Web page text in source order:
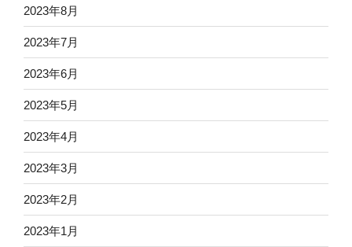
2023年8月
2023年7月
2023年6月
2023年5月
2023年4月
2023年3月
2023年2月
2023年1月